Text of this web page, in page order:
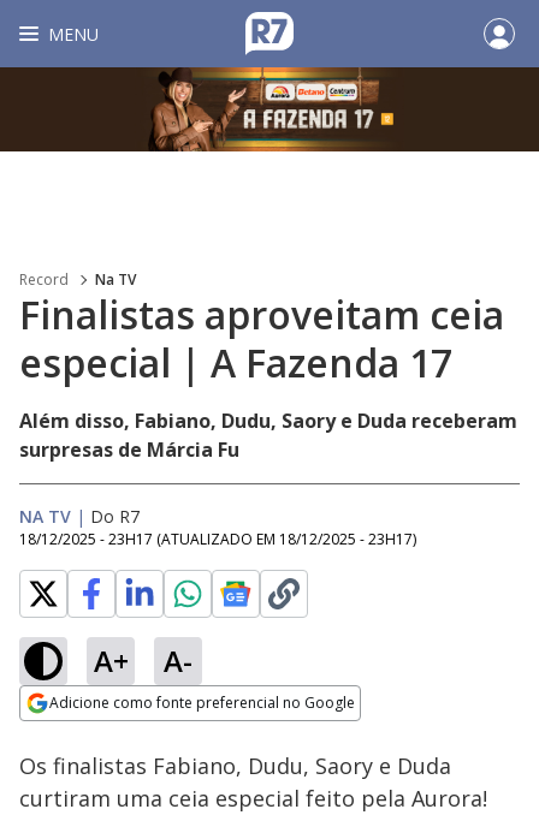
MENU
Record Na TV
Finalistas aproveitam ceia
especial | A Fazenda 17
Além disso, Fabiano, Dudu, Saory e Duda receberam
surpresas de Márcia Fu
NA TV | Do R7
18/12/2025 - 23H17 (ATUALIZADO EM 18/12/2025 - 23H17)
A+ A-
Adicione como fonte preferencial no Google
Ativar
Loaded
30.70%
Os finalistas Fabiano, Dudu, Saory e Duda
curtiram uma ceia especial feito pela Aurora!